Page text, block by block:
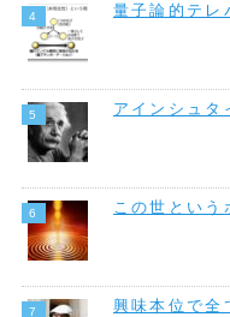
量子論的テレ
アインシュタ
この世という
興味本位で全